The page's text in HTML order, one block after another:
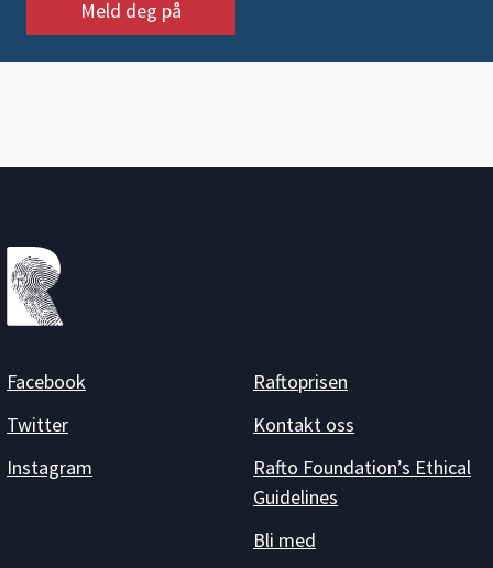
Facebook
Twitter
Instagram
Raftoprisen
Kontakt oss
Rafto Foundation’s Ethical
Guidelines
Bli med